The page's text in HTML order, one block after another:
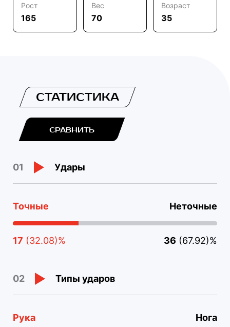
Рост
165
Вес
70
Возраст
35
СТАТИСТИКА
СРАВНИТЬ
01 Удары
Точные Неточные
17 (32.08)% 36 (67.92)%
02 Типы ударов
Рука Нога